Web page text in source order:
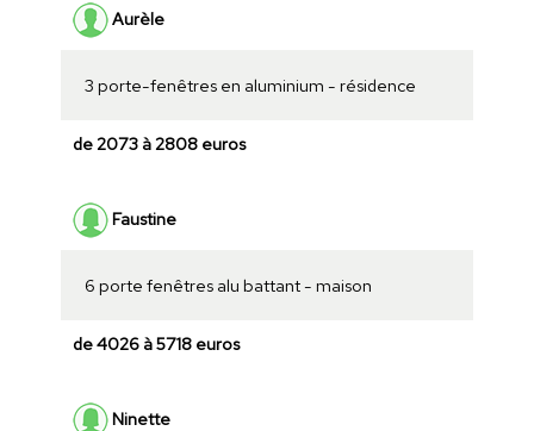
Aurèle
3 porte-fenêtres en aluminium - résidence
de 2073 à 2808 euros
Faustine
6 porte fenêtres alu battant - maison
de 4026 à 5718 euros
Ninette